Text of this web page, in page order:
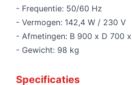
- Frequentie: 50/60 Hz
- Vermogen: 142,4 W / 230 V
- Afmetingen: B 900 x D 700
- Gewicht: 98 kg
Specificaties